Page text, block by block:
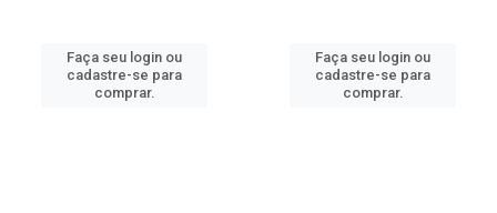
Faça seu login ou
cadastre-se para
comprar.
Faça seu login ou
cadastre-se para
comprar.